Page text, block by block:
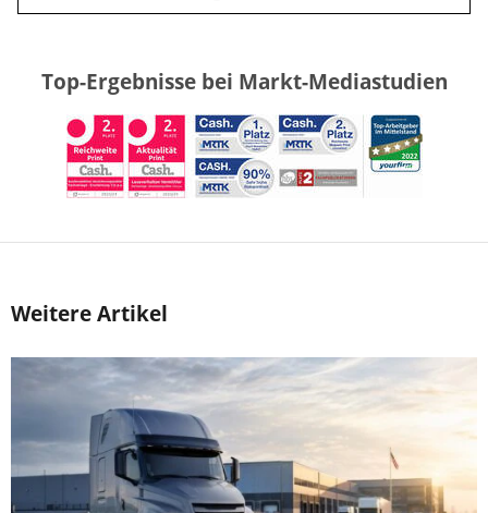
Top-Ergebnisse bei Markt-Mediastudien
Weitere Artikel